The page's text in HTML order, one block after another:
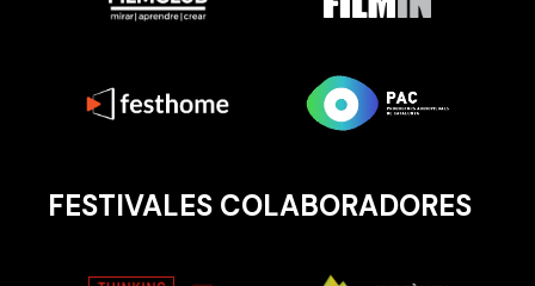
FESTIVALES COLABORADORES